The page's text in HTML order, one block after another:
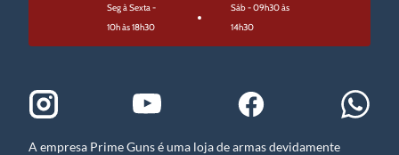
Seg à Sexta -
10h às 18h30
Sáb - 09h30 às
14h30
A empresa Prime Guns é uma loja de armas devidamente